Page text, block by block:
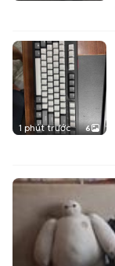
1 phút trước 6